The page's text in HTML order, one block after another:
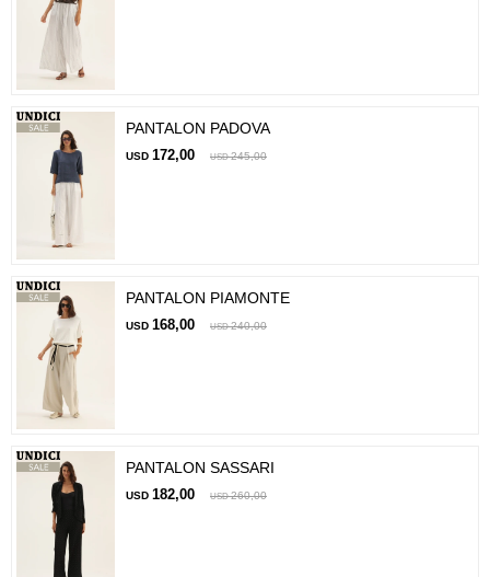
PANTALON PADOVA
USD 172,00 USD 245,00
PANTALON PIAMONTE
USD 168,00 USD 240,00
PANTALON SASSARI
USD 182,00 USD 260,00